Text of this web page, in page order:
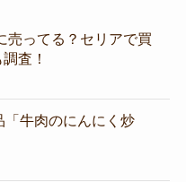
売ってる？セリアで買
査！
「牛肉のにんにく炒